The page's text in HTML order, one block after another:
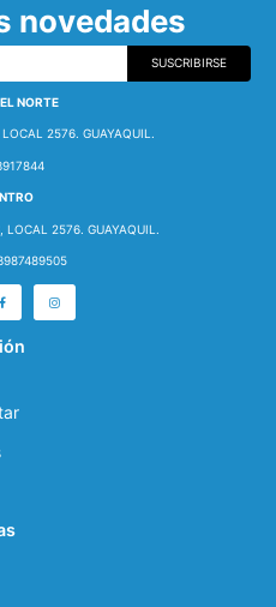
novedades
SUSCRIBIRSE
NORTE
2576. GUAYAQUIL.
LOCAL 2576. GUAYAQUIL.